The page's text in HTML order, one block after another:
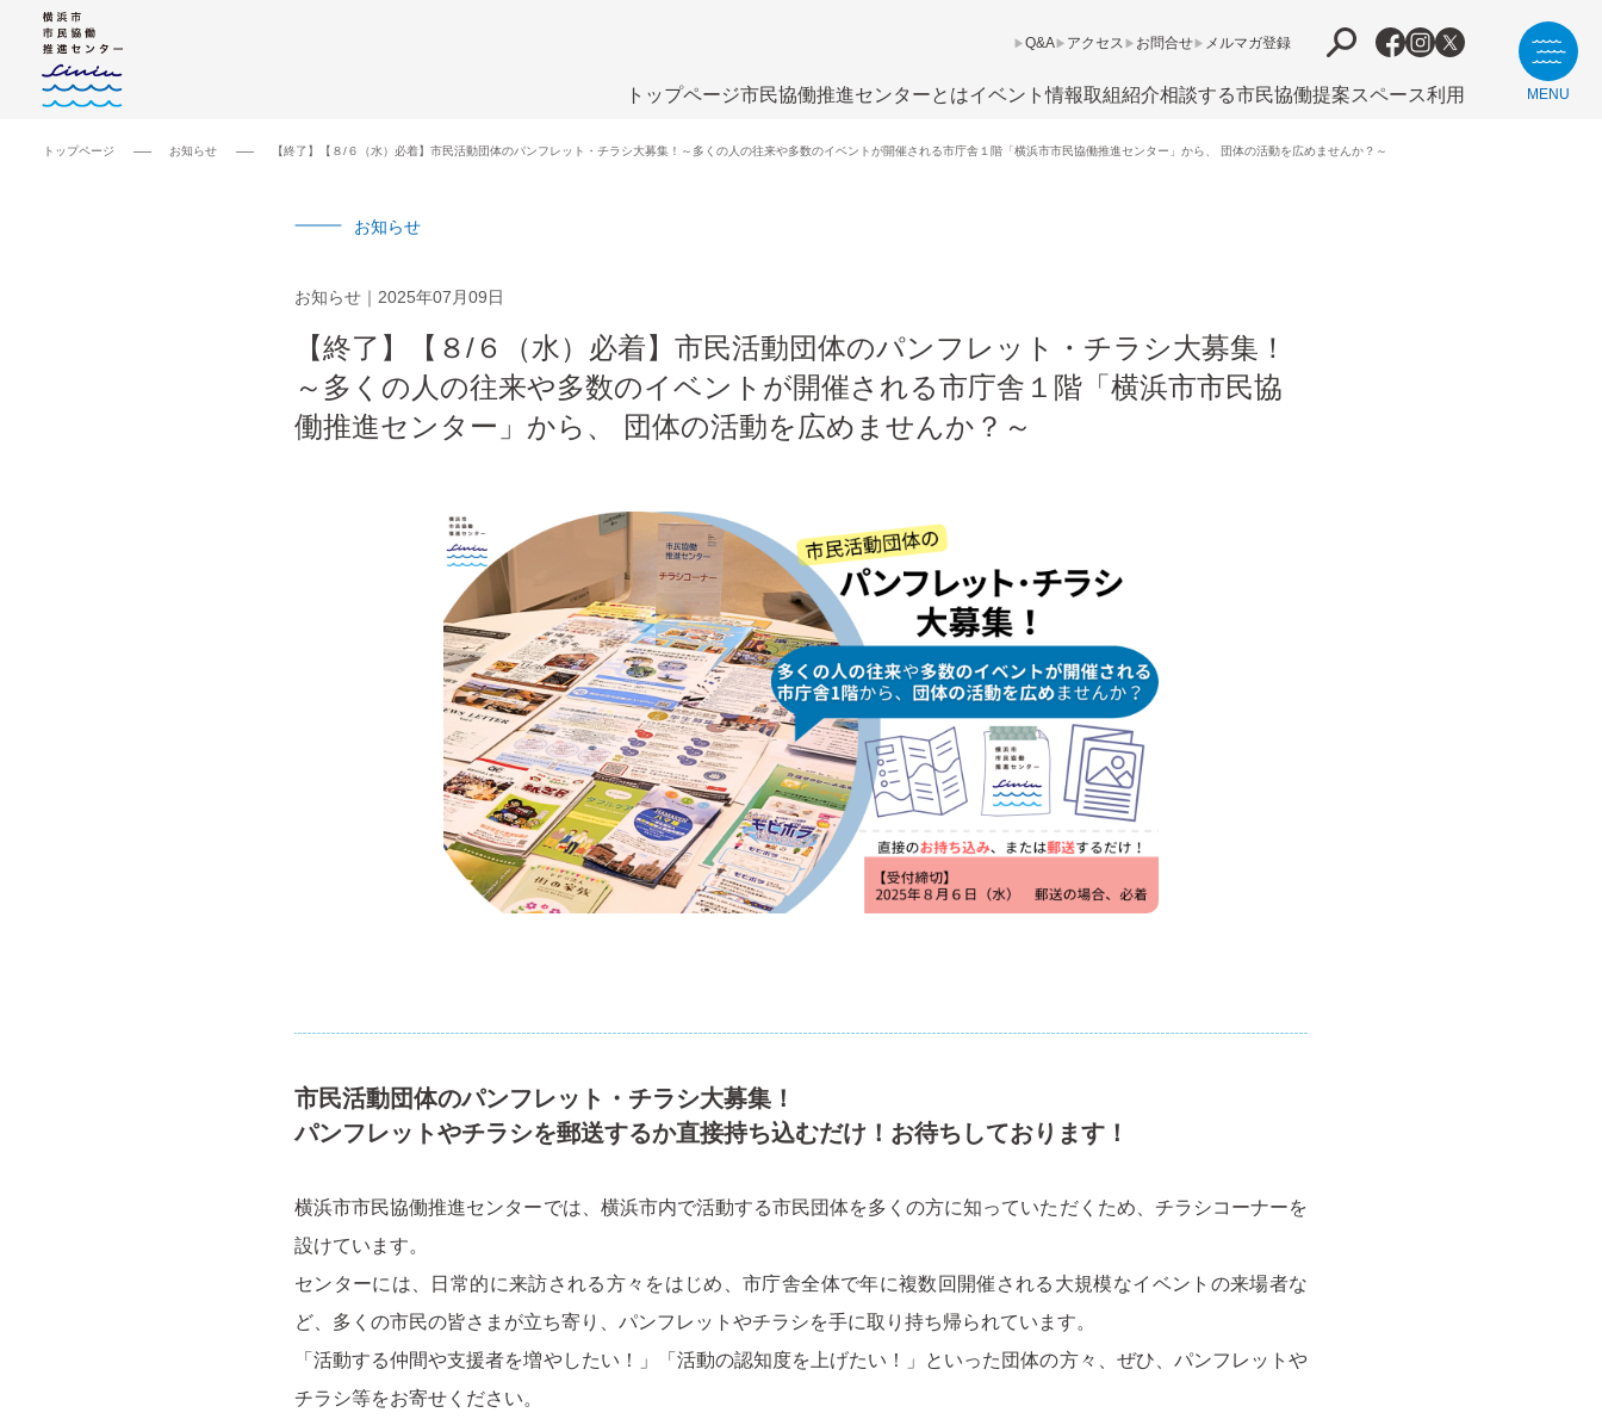
トップページ市民協働推進センターとはイベント情報取組紹介相談する市⺠協働提案スペース利用
Q&A アクセス お問合せ メルマガ登録
MENU
トップページ お知らせ 【終了】【８/６（水）必着】市民活動団体のパンフレット・チラシ大募集！～多くの人の往来や多数のイベントが開催される市庁舎１階「横浜市市民協働推進センター」から、 団体の活動を広めませんか？～
お知らせ
お知らせ 2025年07月09日
【終了】【８/６（水）必着】市民活動団体のパンフレット・チラシ大募集！
～多くの人の往来や多数のイベントが開催される市庁舎１階「横浜市市民協
働推進センター」から、 団体の活動を広めませんか？～
市民活動団体のパンフレット・チラシ大募集！
パンフレットやチラシを郵送するか直接持ち込むだけ！お待ちしております！
横浜市市民協働推進センターでは、横浜市内で活動する市民団体を多くの方に知っていただくため、チラシコーナーを
設けています。
センターには、日常的に来訪される方々をはじめ、市庁舎全体で年に複数回開催される大規模なイベントの来場者な
ど、多くの市民の皆さまが立ち寄り、パンフレットやチラシを手に取り持ち帰られています。
「活動する仲間や支援者を増やしたい！」「活動の認知度を上げたい！」といった団体の方々、ぜひ、パンフレットや
チラシ等をお寄せください。